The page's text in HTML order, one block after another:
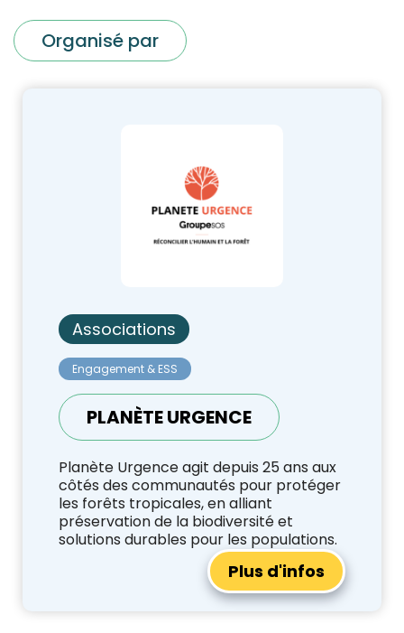
Organisé par
Associations
Engagement & ESS
PLANÈTE URGENCE
Planète Urgence agit depuis 25 ans aux
côtés des communautés pour protéger
les forêts tropicales, en alliant
préservation de la biodiversité et
solutions durables pour les populations.
Plus d'infos